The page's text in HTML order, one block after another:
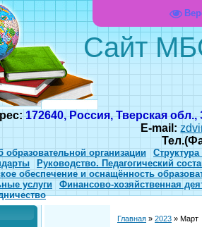
Сайт
172640, Россия, Тверская
E-mail:
организации
Руководство. Педагогический
обеспечение и оснащённость
услуги
Финансово-хозяйственная
Главная » 2023 » Март